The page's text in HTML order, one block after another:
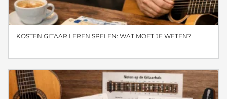
KOSTEN GITAAR LEREN SPELEN: WAT MOET JE WETEN?